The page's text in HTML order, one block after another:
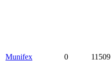
Munifex 0 11509